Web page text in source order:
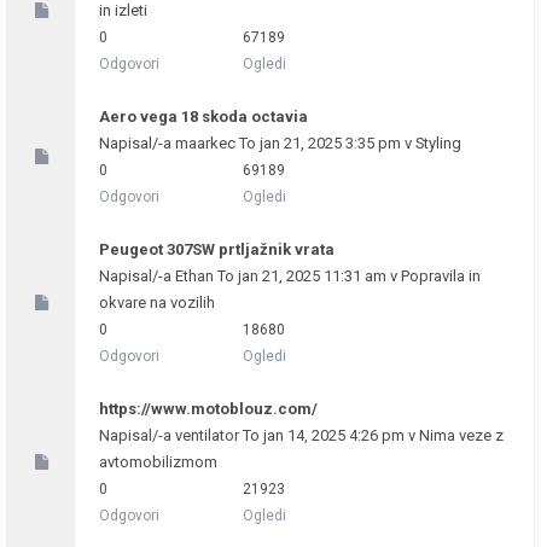
in izleti
0
Odgovori
67189
Ogledi
Aero vega 18 skoda octavia
Napisal/-a maarkecTo jan 21, 2025 3:35 pm v Styling
0
Odgovori
69189
Ogledi
Peugeot 307SW prtljažnik vrata
Napisal/-a Ethan To jan 21, 2025 11:31 am v Popravila in
okvare na vozilih
0
Odgovori
18680
Ogledi
https://www.motoblouz.com/
Napisal/-a ventilatorTo jan 14, 2025 4:26 pm v Nima veze z
avtomobilizmom
0
Odgovori
21923
Ogledi